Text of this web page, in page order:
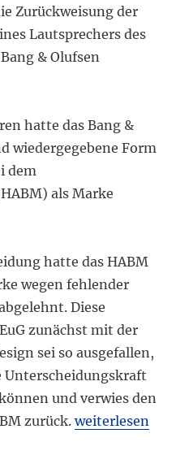
Zurückweisung der
Lautsprechers des
& Olufsen
hatte das Bang &
wiedergegebene Form
dem
als Marke
hatte das HABM
wegen fehlender
Diese
zunächst mit der
sei so ausgefallen,
Unterscheidungskraft
und verwies den
zurück.„Zu schön für
weiterlesen